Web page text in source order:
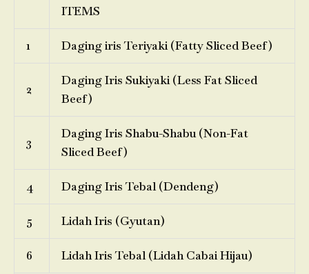
ITEMS
1 Daging iris Teriyaki (Fatty Sliced Beef)
2
Daging Iris Sukiyaki (Less Fat Sliced
Beef)
3
Daging Iris Shabu-Shabu (Non-Fat
Sliced Beef)
4 Daging Iris Tebal (Dendeng)
5 Lidah Iris (Gyutan)
6 Lidah Iris Tebal (Lidah Cabai Hijau)